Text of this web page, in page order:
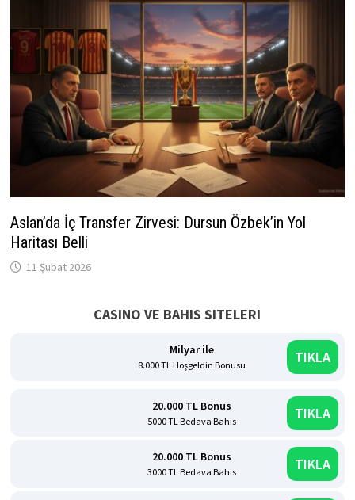
Aslan’da İç Transfer Zirvesi: Dursun Özbek’in Yol
Haritası Belli
11 Şubat 2026
CASINO VE BAHIS SITELERI
Milyar ile
8.000 TL Hoşgeldin Bonusu TIKLA
20.000 TL Bonus
5000 TL Bedava Bahis TIKLA
20.000 TL Bonus
3000 TL Bedava Bahis TIKLA